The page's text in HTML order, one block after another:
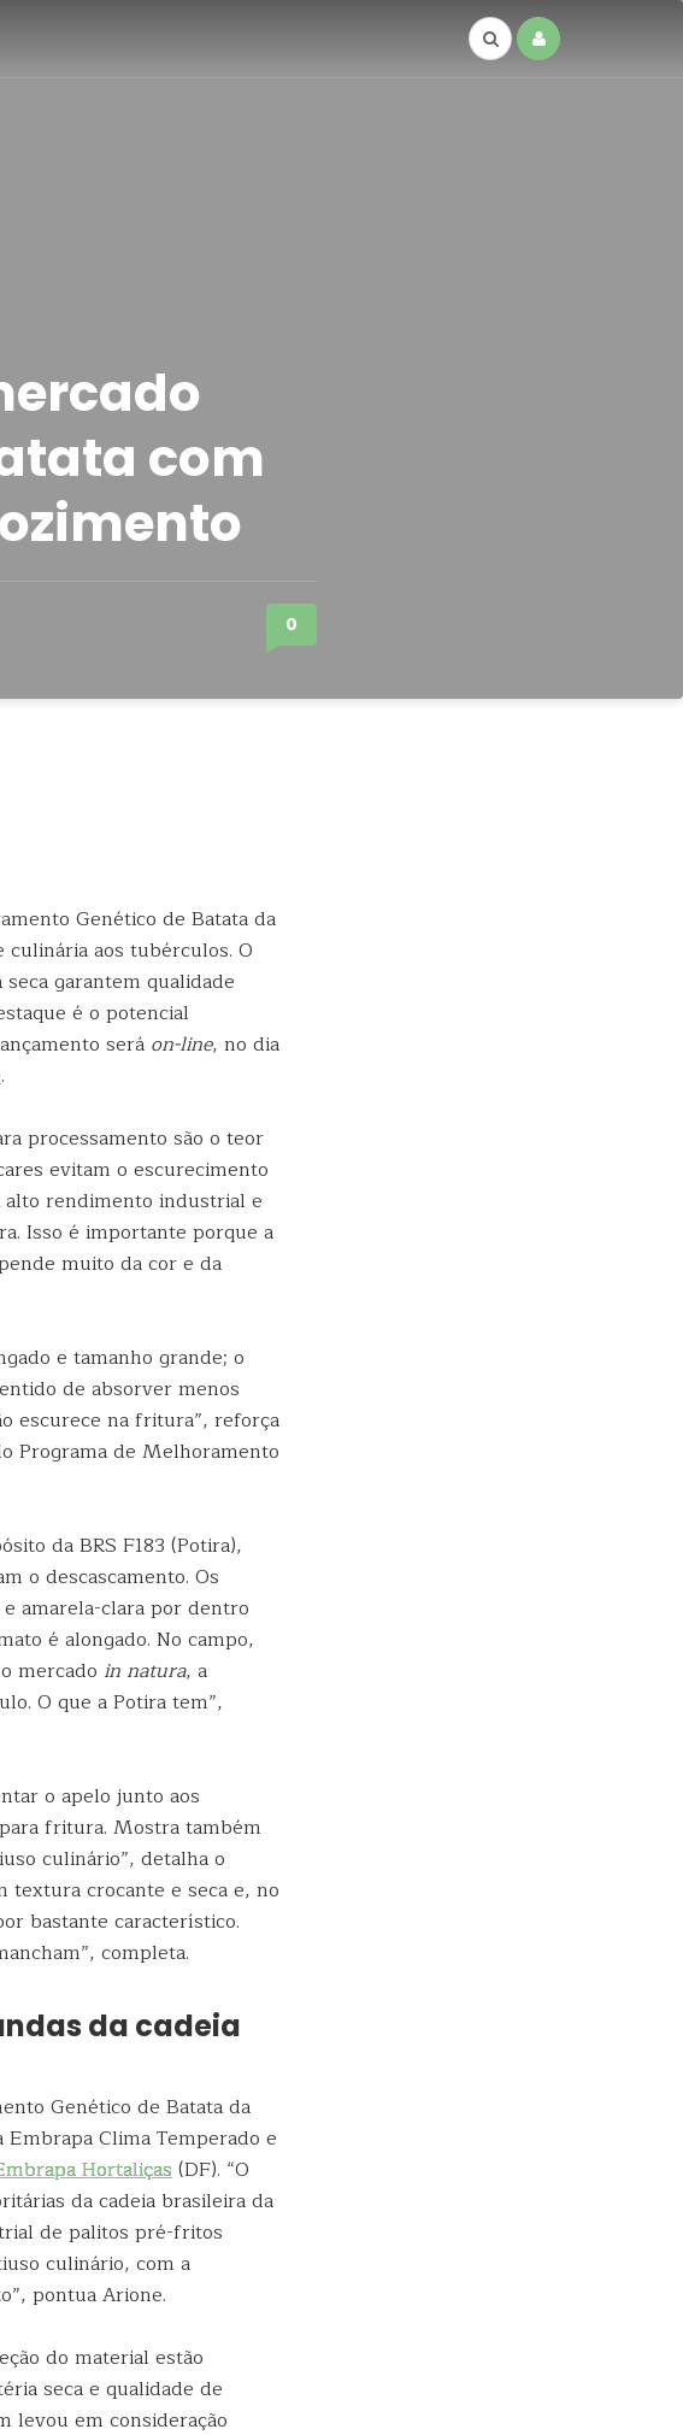
com
0
Genético de Batata da
aos tubérculos. O
garantem qualidade
é o potencial
será on-line, no dia
.
processamento são o teor
evitam o escurecimento
rendimento industrial e
Isso é importante porque a
muito da cor e da
e tamanho grande; o
de absorver menos
escurece na fritura”, reforça
Programa de Melhoramento
da BRS F183 (Potira),
o descascamento. Os
amarela-clara por dentro
é alongado. No campo,
mercado in natura, a
O que a Potira tem”,
o apelo junto aos
fritura. Mostra também
culinário”, detalha o
textura crocante e seca e, no
bastante característico.
completa.
da cadeia
Genético de Batata da
Clima Temperado e
Hortaliças(DF). “O
da cadeia brasileira da
de palitos pré-fritos
culinário, com a
pontua Arione.
do material estão
seca e qualidade de
levou em consideração